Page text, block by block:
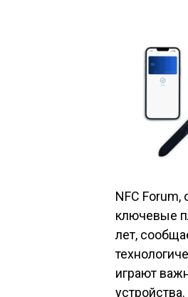
NFC Forum,
ключевые
лет,
играют